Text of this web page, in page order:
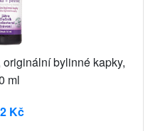
bylinné kapky,
ml
Kč